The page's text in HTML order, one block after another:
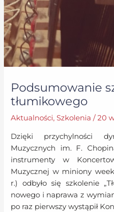
Podsumowanie
tłumikowego
Aktualności,Szkolenia /20
Dzięki przychylności
Muzycznych im. F.
instrumenty w
Muzycznej w miniony
r.) odbyło się szkolenie
nowego i naprawa z
po raz pierwszy wystąpił